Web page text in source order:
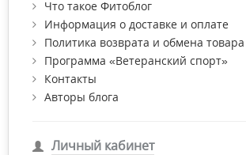
Что такое Фитоблог
Информация о доставке и оплате
Политика возврата и обмена товара
Программа «Ветеранский спорт»
Контакты
Авторы блога
Личный кабинет